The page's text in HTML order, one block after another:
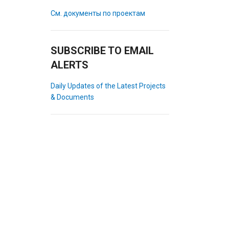
См. документы по проектам
SUBSCRIBE TO EMAIL
ALERTS
Daily Updates of the Latest Projects
& Documents